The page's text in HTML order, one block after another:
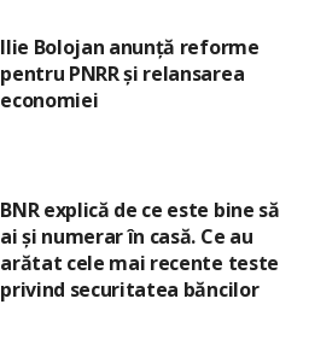
Ilie Bolojan anunță reforme
pentru PNRR și relansarea
economiei
BNR explică de ce este bine să
ai și numerar în casă. Ce au
arătat cele mai recente teste
privind securitatea băncilor